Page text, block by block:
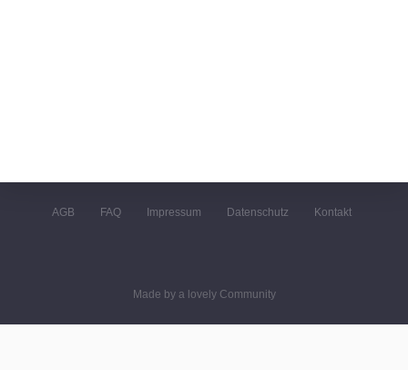
AGB FAQ Impressum Datenschutz Kontakt
Made by a lovely Community